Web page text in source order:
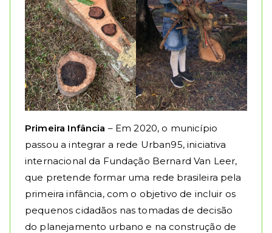
Primeira Infância – Em 2020, o município
passou a integrar a rede Urban95, iniciativa
internacional da Fundação Bernard Van Leer,
que pretende formar uma rede brasileira pela
primeira infância, com o objetivo de incluir os
pequenos cidadãos nas tomadas de decisão
do planejamento urbano e na construção de